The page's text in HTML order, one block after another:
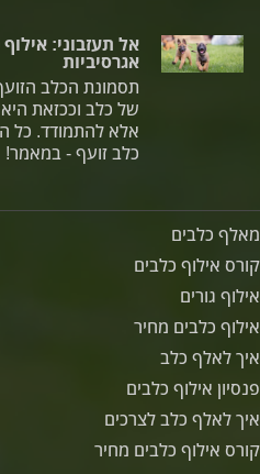
אל תעזבוני:
אגרסיביות
תסמונת הכלב
של כלב וככזאת
אלא להתמודד. כל
כלב זועף - במאמר!
מאלף כלבים
קורס אילוף כלבים
אילוף גורים
אילוף כלבים מחיר
איך לאלף כלב
פנסיון אילוף כלבים
איך לאלף כלב לצרכים
קורס אילוף כלבים מחיר